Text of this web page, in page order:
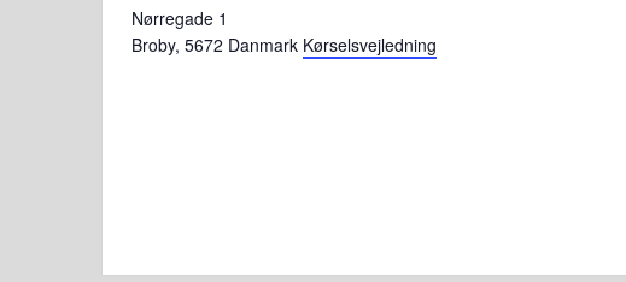
Nørregade 1
Broby, 5672 Danmark Kørselsvejledning